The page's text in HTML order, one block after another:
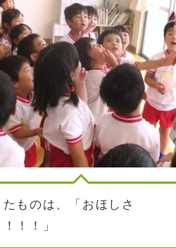
ものは、「おほしさ
！！」